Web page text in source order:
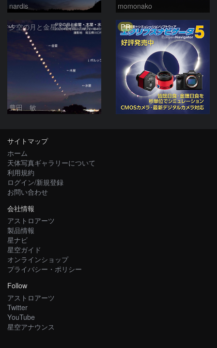
nardis momonako
夕空の月と金星・木星・水星の接近 2026/6/18
豊田 敏
PR
サイトマップ
ホーム
天体写真ギャラリーについて
利用規約
ログイン/新規登録
お問い合わせ
会社情報
アストロアーツ
製品情報
星ナビ
星空ガイド
オンラインショップ
プライバシー・ポリシー
Follow
アストロアーツ
Twitter
YouTube
星空アナウンス